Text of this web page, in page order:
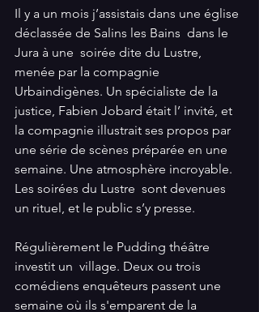
Il y a un mois j’assistais dans une église
déclassée de Salins les Bains  dans le
Jura à une  soirée dite du Lustre,
menée par la compagnie
Urbaindigènes. Un spécialiste de la
justice, Fabien Jobard était l’ invité, et
la compagnie illustrait ses propos par
une série de scènes préparée en une
semaine. Une atmosphère incroyable.
Les soirées du Lustre  sont devenues
un rituel, et le public s’y presse.
Régulièrement le Pudding théâtre
investit un  village. Deux ou trois
comédiens enquêteurs passent une
semaine où ils s'emparent de la